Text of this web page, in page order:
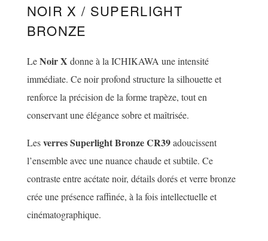
NOIR X / SUPERLIGHT
BRONZE
LeNoir X donne à la ICHIKAWA une intensité
immédiate. Ce noir profond structure la silhouette et
renforce la précision de la forme trapèze, tout en
conservant une élégance sobre et maîtrisée.
Lesverres Superlight Bronze CR39adoucissent
l’ensemble avec une nuance chaude et subtile. Ce
contraste entre acétate noir, détails dorés et verre bronze
crée une présence raffinée, à la fois intellectuelle et
cinématographique.